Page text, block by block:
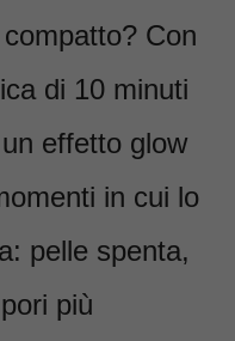
Con
di 10 minuti
effetto glow
in cui lo
pelle spenta,
più